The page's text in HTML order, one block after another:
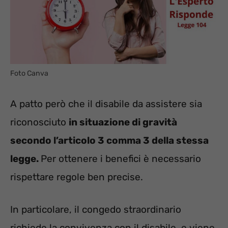
Foto Canva
A patto però che il disabile da assistere sia
riconosciuto in situazione di gravità
secondo l’articolo 3 comma 3 della stessa
legge. Per ottenere i benefici è necessario
rispettare regole ben precise.
In particolare, il congedo straordinario